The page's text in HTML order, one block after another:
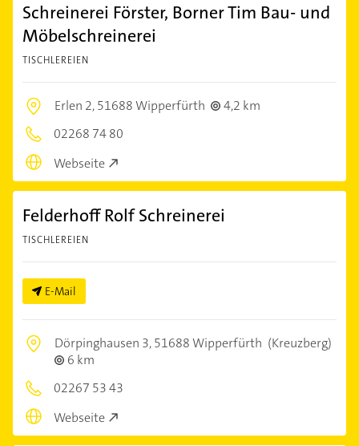
Schreinerei Förster, Borner Tim Bau- und
Möbelschreinerei
TISCHLEREIEN
Erlen 2,51688 Wipperfürth
4,2 km
02268 74 80
Webseite
Felderhoff Rolf Schreinerei
TISCHLEREIEN
E-Mail
Dörpinghausen 3,51688 Wipperfürth (Kreuzberg)
6 km
02267 53 43
Webseite